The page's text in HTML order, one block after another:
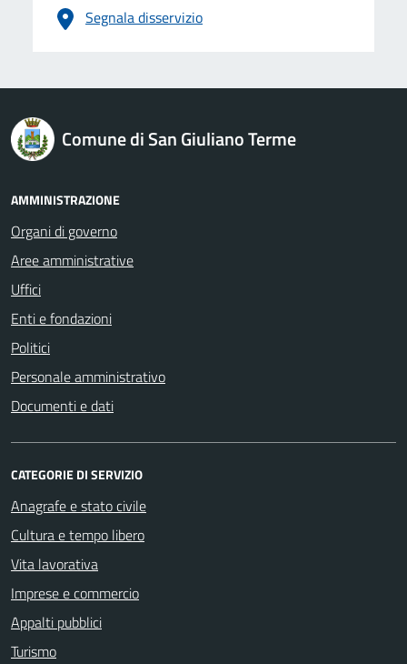
Segnala disservizio
logo Unione Europea
Comune di San Giuliano Terme
AMMINISTRAZIONE
Organi di governo
Aree amministrative
Uffici
Enti e fondazioni
Politici
Personale amministrativo
Documenti e dati
CATEGORIE DI SERVIZIO
Anagrafe e stato civile
Cultura e tempo libero
Vita lavorativa
Imprese e commercio
Appalti pubblici
Turismo